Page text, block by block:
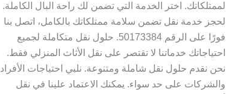
لممتلكاتك. اختر الخدمة التي تضمن لك راحة البال الكاملة.
لحجز خدمة نقل تضمن سلامة ممتلكاتك بالكامل، اتصل بنا
فورًا على الرقم 50173384. حلول نقل متكاملة لجميع
احتياجاتك خدماتنا لا تقتصر على نقل الأثاث المنزلي فقط.
نحن نقدم حلول نقل شاملة ومتنوعة. نلبي احتياجات الأفراد
والشركات على حد سواء. يمكنك الاعتماد علينا في نقل